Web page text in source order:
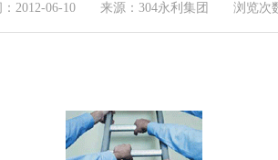
2012-06-10 来源：304永利集团 浏览次